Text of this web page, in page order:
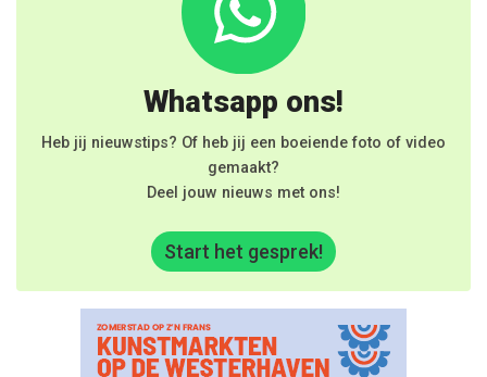
Whatsapp ons!
Heb jij nieuwstips? Of heb jij een boeiende foto of video
gemaakt?
Deel jouw nieuws met ons!
Start het gesprek!